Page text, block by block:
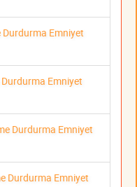
Durdurma Emniyet
Emniyet
Durdurma Emniyet
Durdurma Emniyet